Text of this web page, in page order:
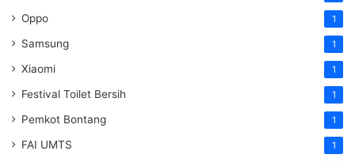
Oppo 1
Samsung 1
Xiaomi 1
Festival Toilet Bersih 1
Pemkot Bontang 1
FAI UMTS 1